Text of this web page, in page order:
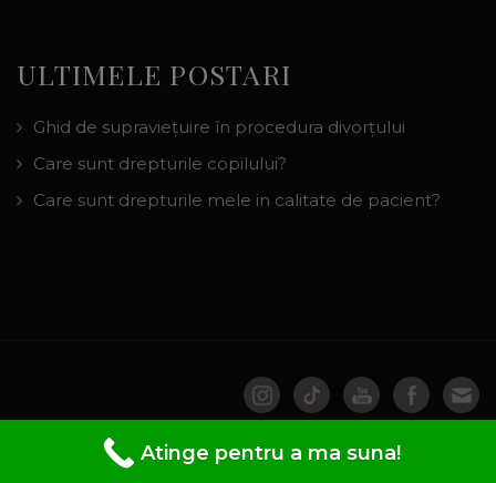
ULTIMELE POSTARI
Ghid de supraviețuire în procedura divorțului
Care sunt drepturile copilului?
Care sunt drepturile mele in calitate de pacient?
© 2016 - 2026 Cabinet de AvocatDianaCiocarlan.ro
Atinge pentru a ma suna!